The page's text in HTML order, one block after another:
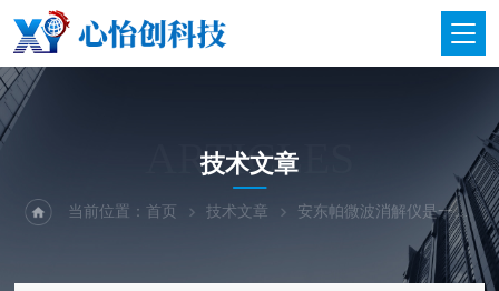
ARTICLES
技术文章
当前位置：首页 技术文章 安东帕微波消解仪是一种先进的化学分析仪器